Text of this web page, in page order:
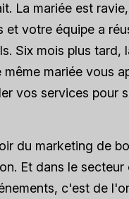
La mariée est
et votre équipe a
Six mois plus tard,
mariée vous
vos services pour
du marketing de
Et dans le secteur
c'est de